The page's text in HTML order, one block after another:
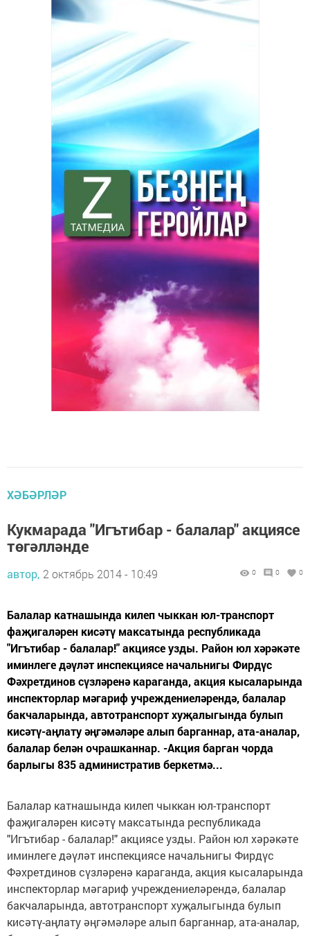
ХӘБӘРЛӘР
Кукмарада "Игътибар - балалар" акциясе
төгәлләнде
автор, 2 октябрь 2014 - 10:49 0 0 0
Балалар катнашында килеп чыккан юл-транспорт
фаҗигаләрен кисәтү максатында республикада
"Игътибар - балалар!" акциясе узды. Район юл хәрәкәте
иминлеге дәүләт инспекциясе начальнигы Фирдүс
Фәхретдинов сүзләренә караганда, акция кысаларында
инспекторлар мәгариф учреждениеләрендә, балалар
бакчаларында, автотранспорт хуҗалыгында булып
кисәтү-аңлату әңгәмәләре алып барганнар, ата-аналар,
балалар белән очрашканнар. -Акция барган чорда
барлыгы 835 административ беркетмә...
Балалар катнашында килеп чыккан юл-транспорт
фаҗигаләрен кисәтү максатында республикада
"Игътибар - балалар!" акциясе узды. Район юл хәрәкәте
иминлеге дәүләт инспекциясе начальнигы Фирдүс
Фәхретдинов сүзләренә караганда, акция кысаларында
инспекторлар мәгариф учреждениеләрендә, балалар
бакчаларында, автотранспорт хуҗалыгында булып
кисәтү-аңлату әңгәмәләре алып барганнар, ата-аналар,